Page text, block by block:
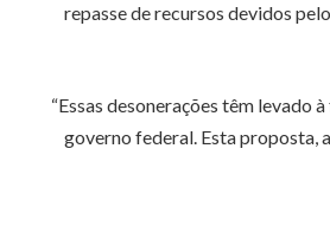
repasse de recursos devidos
“Essas desonerações têm levado
governo federal. Esta proposta,